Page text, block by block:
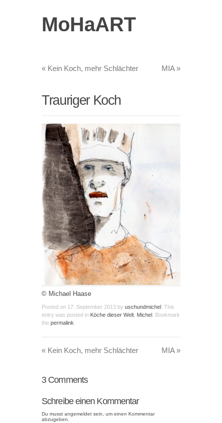
MoHaART
« Kein Koch, mehr Schlächter MIA»
Trauriger Koch
© Michael Haase
Posted on 17. September 2013 by uschundmichel . This
entry was posted in Köche dieser Welt Michel . Bookmark
the permalink
« Kein Koch, mehr Schlächter MIA»
3Comments
Schreibe einen Kommentar
Du musst angemeldet sein, um einen Kommentar
abzugeben.